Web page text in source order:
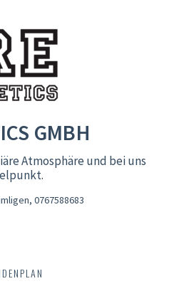
GMBH
Atmosphäre und bei uns
, 0767588683